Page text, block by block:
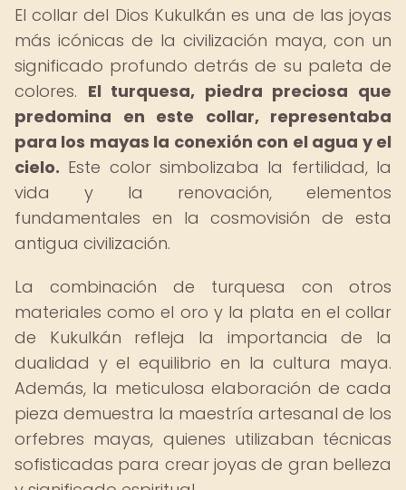
El collar del Dios Kukulkán es una de las joyas
más icónicas de la civilización maya, con un
significado profundo detrás de su paleta de
colores. El turquesa, piedra preciosa que
predomina en este collar, representaba
para los mayas la conexión con el agua y el
cielo. Este color simbolizaba la fertilidad, la
vida y la renovación, elementos
fundamentales en la cosmovisión de esta
antigua civilización.
La combinación de turquesa con otros
materiales como el oro y la plata en el collar
de Kukulkán refleja la importancia de la
dualidad y el equilibrio en la cultura maya.
Además, la meticulosa elaboración de cada
pieza demuestra la maestría artesanal de los
orfebres mayas, quienes utilizaban técnicas
sofisticadas para crear joyas de gran belleza